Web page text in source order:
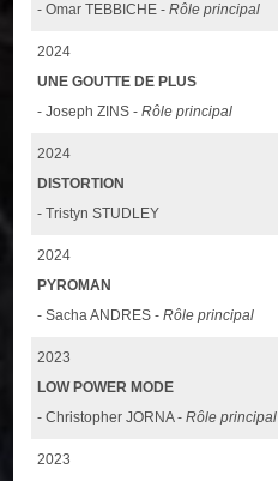
- Omar TEBBICHE -Rôle principal
2024
UNE GOUTTE DE PLUS
- Joseph ZINS -Rôle principal
2024
DISTORTION
- Tristyn STUDLEY
2024
PYROMAN
- Sacha ANDRES -Rôle principal
2023
LOW POWER MODE
- Christopher JORNA -Rôle principal
2023